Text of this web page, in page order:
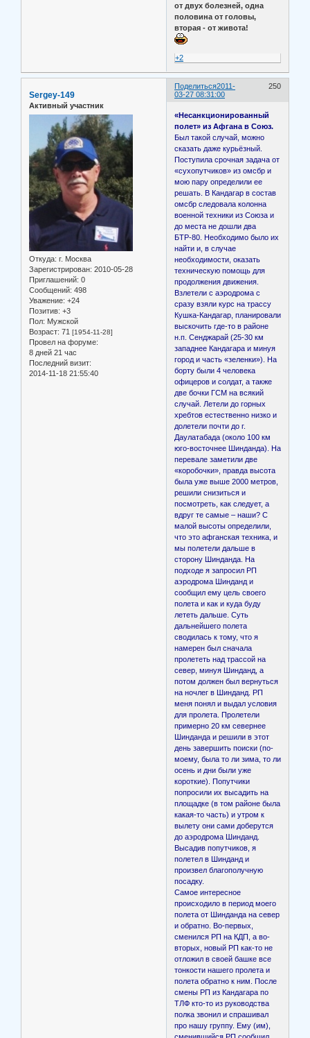
от двух болезней, одна
половина от головы,
вторая - от живота!
+2
Поделиться 250
2011-
03-27 08:31:00
Sergey-149
Активный участник
Откуда: г. Москва
Зарегистрирован: 2010-05-28
Приглашений: 0
Сообщений: 498
Уважение: +24
Позитив: +3
Пол: Мужской
Возраст: 71 [1954-11-28]
Провел на форуме:
8 дней 21 час
Последний визит:
2014-11-18 21:55:40
«Несанкционированный
полет» из Афгана в Союз.
Был такой случай, можно
сказать даже курьёзный.
Поступила срочная задача от
«сухопутчиков» из омсбр и
мою пару определили ее
решать. В Кандагар в состав
омсбр следовала колонна
военной техники из Союза и
до места не дошли два
БТР-80. Необходимо было их
найти и, в случае
необходимости, оказать
техническую помощь для
продолжения движения.
Взлетели с аэродрома с
сразу взяли курс на трассу
Кушка-Кандагар, планировали
выскочить где-то в районе
н.п. Сенджарай (25-30 км
западнее Кандагара и минуя
город и часть «зеленки»). На
борту были 4 человека
офицеров и солдат, а также
две бочки ГСМ на всякий
случай. Летели до горных
хребтов естественно низко и
долетели почти до г.
Даулатабада (около 100 км
юго-восточнее Шинданда). На
перевале заметили две
«коробочки», правда высота
была уже выше 2000 метров,
решили снизиться и
посмотреть, как следует, а
вдруг те самые – наши? С
малой высоты определили,
что это афганская техника, и
мы полетели дальше в
сторону Шинданда. На
подходе я запросил РП
аэродрома Шинданд и
сообщил ему цель своего
полета и как и куда буду
лететь дальше. Суть
дальнейшего полета
сводилась к тому, что я
намерен был сначала
пролететь над трассой на
север, минуя Шинданд, а
потом должен был вернуться
на ночлег в Шинданд. РП
меня понял и выдал условия
для пролета. Пролетели
примерно 20 км севернее
Шинданда и решили в этот
день завершить поиски (по-
моему, была то ли зима, то ли
осень и дни были уже
короткие). Попутчики
попросили их высадить на
площадке (в том районе была
какая-то часть) и утром к
вылету они сами доберутся
до аэродрома Шинданд.
Высадив попутчиков, я
полетел в Шинданд и
произвел благополучную
посадку.
Самое интересное
происходило в период моего
полета от Шинданда на север
и обратно. Во-первых,
сменился РП на КДП, а во-
вторых, новый РП как-то не
отложил в своей башке все
тонкости нашего пролета и
полета обратно к ним. После
смены РП из Кандагара по
ТЛФ кто-то из руководства
полка звонил и спрашивал
про нашу группу. Ему (им),